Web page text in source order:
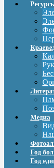
Медиа
Год
Год